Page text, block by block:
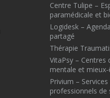
Centre Tulipe –
paramédicale et
Logidesk –
partagé
Thérapie
VitaPsy – Centres
mentale et
Privium –
professionnels de